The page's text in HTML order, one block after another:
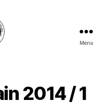
Menu
2014 / 1